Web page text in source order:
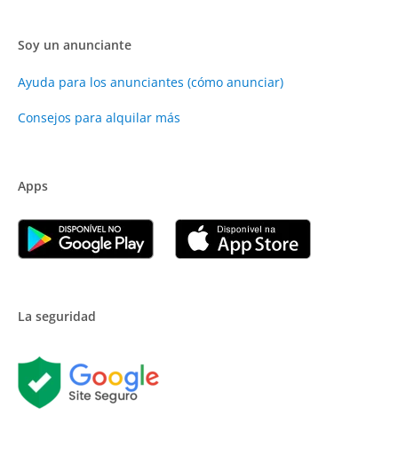
Soy un anunciante
Ayuda para los anunciantes (cómo anunciar)
Consejos para alquilar más
Apps
La seguridad